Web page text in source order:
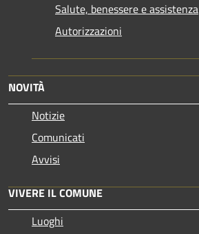
Salute, benessere e assistenza
Autorizzazioni
NOVITÀ
Notizie
Comunicati
Avvisi
VIVERE IL COMUNE
Luoghi